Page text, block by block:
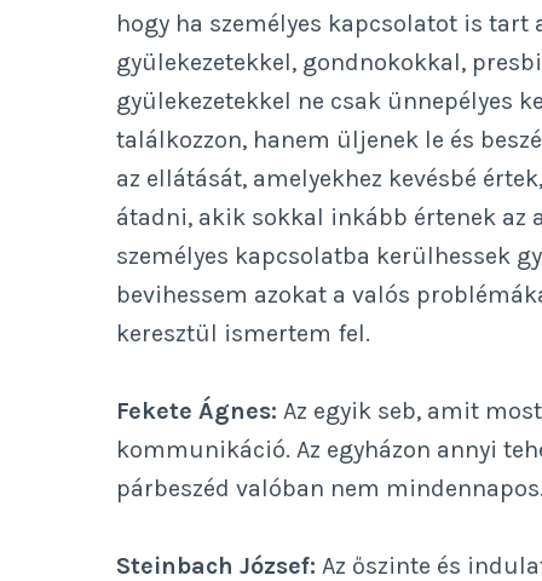
hogy ha személyes kapcsolatot is
gyülekezetekkel, gondnokokkal,
gyülekezetekkel ne csak ünnepélyes
találkozzon, hanem üljenek le és
az ellátását, amelyekhez kevésbé
átadni, akik sokkal inkább értenek az
személyes kapcsolatba kerülhessek
bevihessem azokat a valós
keresztül ismertem fel.
Fekete Ágnes: Az egyik seb, amit
kommunikáció. Az egyházon annyi
párbeszéd valóban nem
Steinbach József: Az őszinte és